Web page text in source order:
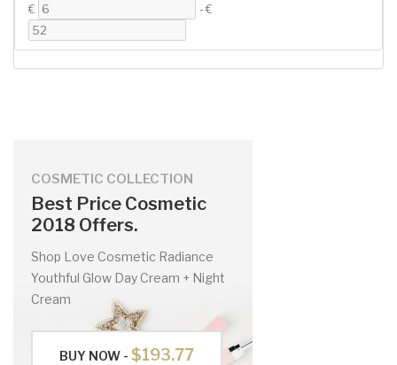
€ -€
COSMETIC COLLECTION
Best Price Cosmetic
2018 Offers.
Shop Love Cosmetic Radiance
Youthful Glow Day Cream + Night
Cream
BUY NOW - $193.77